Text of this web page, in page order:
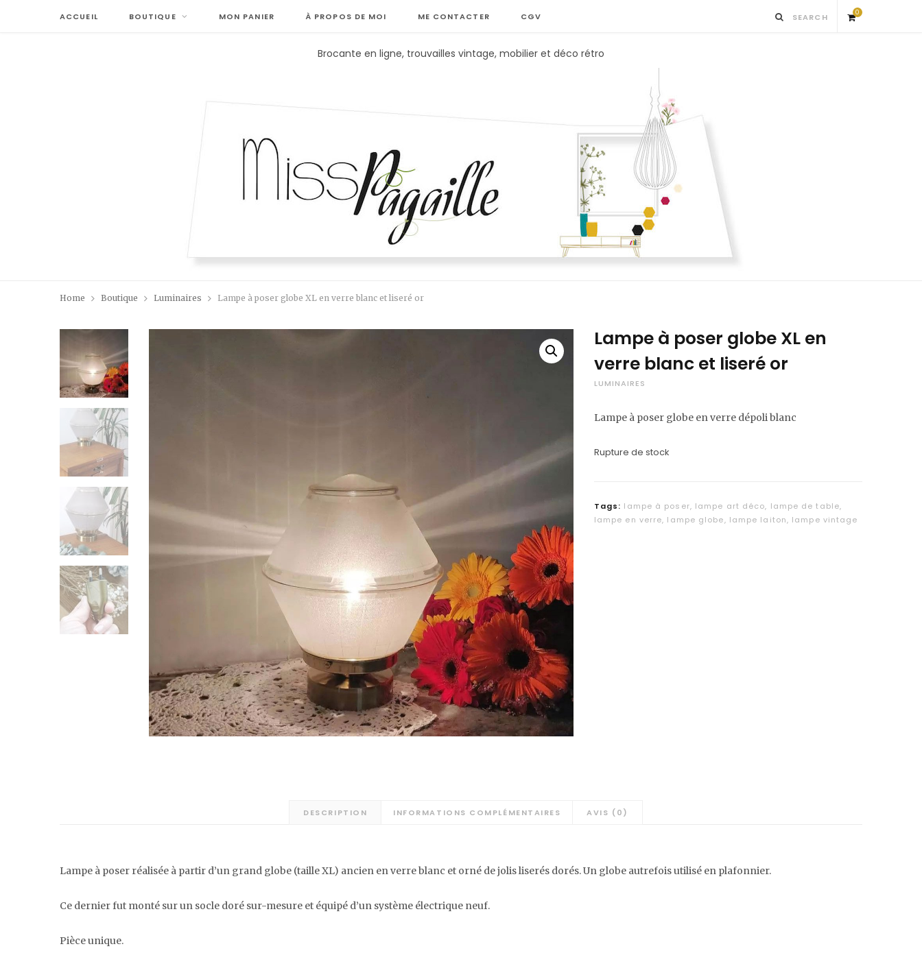
ACCUEIL BOUTIQUE MON PANIER À PROPOS DE MOI ME CONTACTER CGV 0
Brocante en ligne, trouvailles vintage, mobilier et déco rétro
Home Boutique Luminaires Lampe à poser globe XL en verre blanc et liseré or
Lampe à poser globe XL en
verre blanc et liseré or
LUMINAIRES
Lampe à poser globe en verre dépoli blanc
Rupture de stock
Tags: lampe à poser, lampe art déco, lampe de table,
lampe en verre, lampe globe, lampe laiton, lampe vintage
DESCRIPTION INFORMATIONS COMPLÉMENTAIRES AVIS (0)
Lampe à poser réalisée à partir d’un grand globe (taille XL) ancien en verre blanc et orné de jolis liserés dorés. Un globe autrefois utilisé en plafonnier.
Ce dernier fut monté sur un socle doré sur-mesure et équipé d’un système électrique neuf.
Pièce unique.